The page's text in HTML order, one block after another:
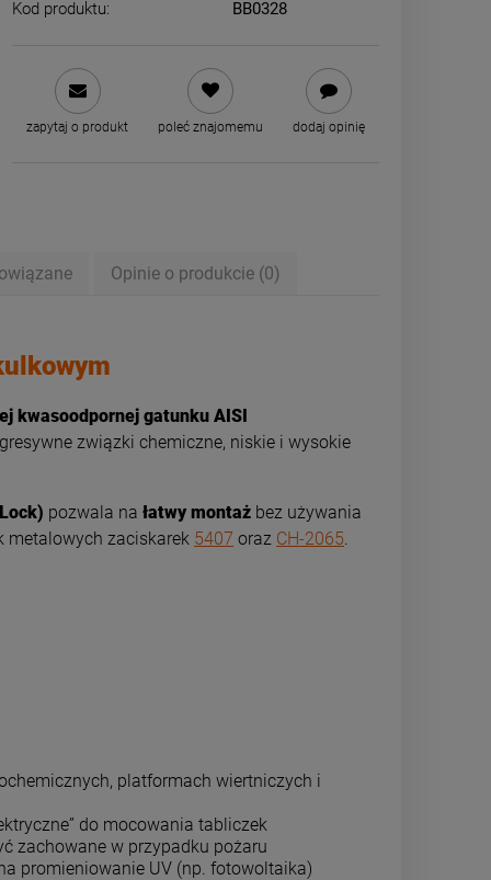
Kod produktu:
BB0328
zapytaj o produkt poleć znajomemu dodaj opinię
Opinie o produkcie (0)
kwasoodpornej gatunku AISI
związki chemiczne, niskie i wysokie
pozwala na łatwy montaż bez używania
metalowych zaciskarek 5407 oraz CH-2065.
platformach wiertniczych i
do mocowania tabliczek
zachowane w przypadku pożaru
promieniowanie UV (np. fotowoltaika)